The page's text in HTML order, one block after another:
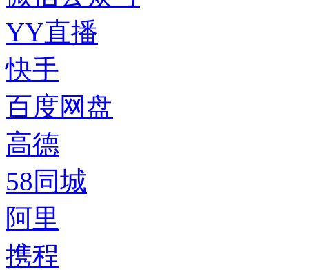
YY直播
快手
百度网盘
高德
58同城
阿里
携程